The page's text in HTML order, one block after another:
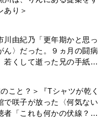
川由紀乃「更年期かと思っ
若くして逝った兄の手紙を
【2026上半期BEST】
こと？＞『Tシャツが乾く
者「これも何かの伏線？」
だと…」
ご近所姑】「今日はどこ行